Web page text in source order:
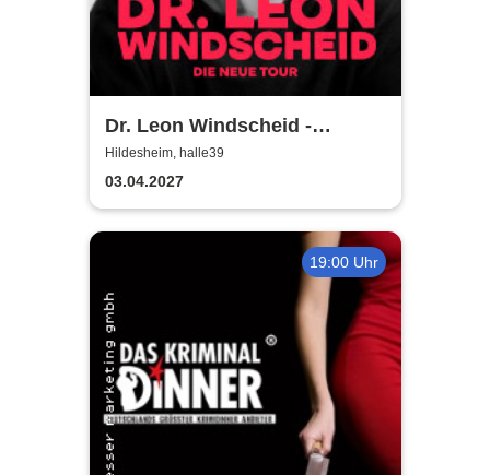
Dr. Leon Windscheid -
Einfach sein
Hildesheim, halle39
03.04.2027
19:00 Uhr